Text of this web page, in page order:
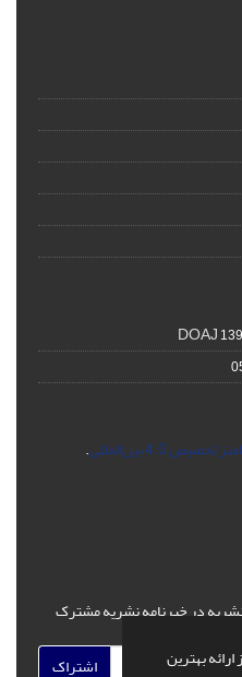
بهترین
4.0 بین‌المللی .
نشریه در خبرنامه نشریه مشترک
اشتراک